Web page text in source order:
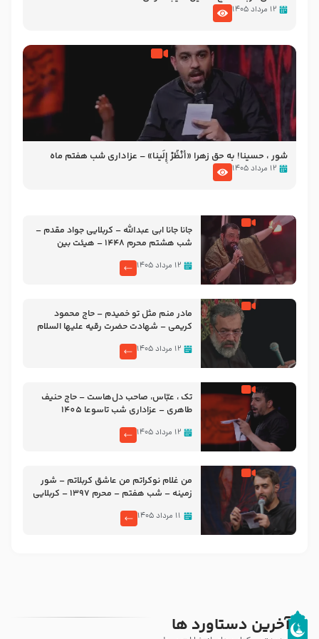
۱۲ مرداد ۱۴۰۵
شور ، حسینا! به‌ حق زهرا «أُنْظُرْ إِلَینا» – عزاداری شب هفتم ماه
محرّم 1405
۱۲ مرداد ۱۴۰۵
جانا جانا ابی عبدالله – کربلایی جواد مقدم –
شب هشتم محرم 1448 – هیئت بین
۱۲ مرداد ۱۴۰۵
مادر منم مثل تو خمیدم – حاج محمود
کریمی – شهادت حضرت رقیه علیها السلام
۱۲ مرداد ۱۴۰۵
تک ، عبّاس، صاحب دل‌هاست – حاج حنیف
طاهری – عزاداری شب تاسوعا 1405
۱۲ مرداد ۱۴۰۵
من غلام نوکراتم من عاشق کربلاتم – شور
زمینه – شب هفتم – محرم 1397 – کربلایی
۱۱ مرداد ۱۴۰۵
آخرین دستاورد ها